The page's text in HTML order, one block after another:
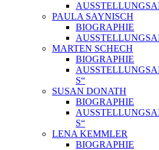
PAULA SAYNISCH
BIOGRAPHIE
MARTEN SCHECH
BIOGRAPHIE
S“
SUSAN DONATH
BIOGRAPHIE
S“
LENA KEMMLER
BIOGRAPHIE